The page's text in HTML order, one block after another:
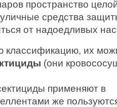
пространство
средства
от надоедливых
классификацию, их
(они
применяют в
же